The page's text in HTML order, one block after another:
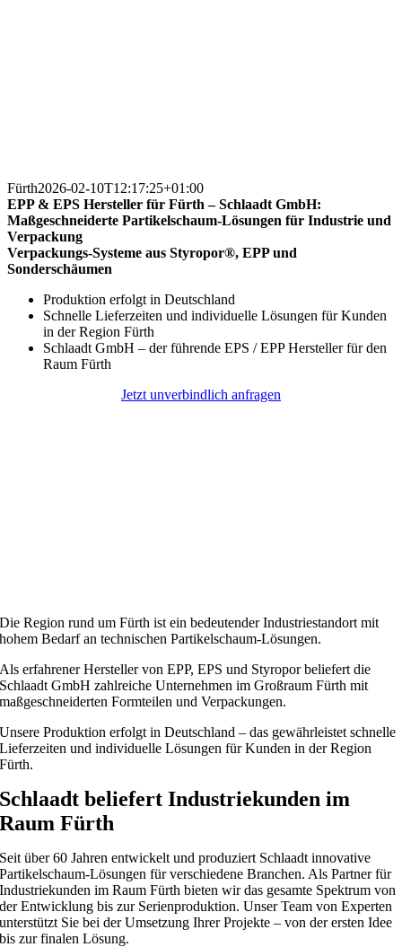
Fürth2026-02-10T12:17:25+01:00
EPP & EPS Hersteller für Fürth – Schlaadt GmbH:
Maßgeschneiderte Partikelschaum-Lösungen für Industrie und
Verpackung
Verpackungs-Systeme aus Styropor®, EPP und
Sonderschäumen
Produktion erfolgt in Deutschland
Schnelle Lieferzeiten und individuelle Lösungen für Kunden
in der Region Fürth
Schlaadt GmbH – der führende EPS / EPP Hersteller für den
Raum Fürth
Jetzt unverbindlich anfragen
Die Region rund um Fürth ist ein bedeutender Industriestandort mit
hohem Bedarf an technischen Partikelschaum-Lösungen.
Als erfahrener Hersteller von EPP, EPS und Styropor beliefert die
Schlaadt GmbH zahlreiche Unternehmen im Großraum Fürth mit
maßgeschneiderten Formteilen und Verpackungen.
Unsere Produktion erfolgt in Deutschland – das gewährleistet schnelle
Lieferzeiten und individuelle Lösungen für Kunden in der Region
Fürth.
Schlaadt beliefert Industriekunden im
Raum Fürth
Seit über 60 Jahren entwickelt und produziert Schlaadt innovative
Partikelschaum-Lösungen für verschiedene Branchen. Als Partner für
Industriekunden im Raum Fürth bieten wir das gesamte Spektrum von
der Entwicklung bis zur Serienproduktion. Unser Team von Experten
unterstützt Sie bei der Umsetzung Ihrer Projekte – von der ersten Idee
bis zur finalen Lösung.